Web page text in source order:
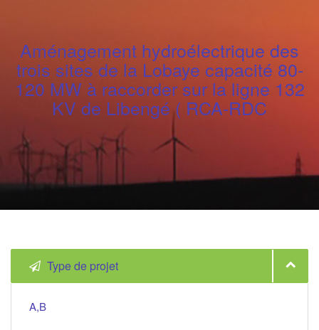
Aménagement hydroélectrique des
trois sites de la Lobaye capacité 80-
120 MW à raccorder sur la ligne 132
KV de Libengé ( RCA-RDC
Type de projet
A,B